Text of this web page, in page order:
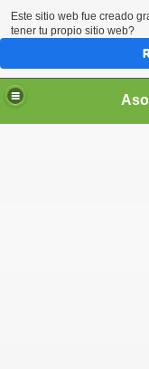
Este sitio web fue creado
tener tu propio sitio web?